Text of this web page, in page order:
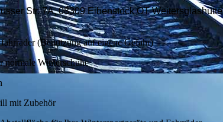
Str. 7A, 08309 Eibenstock OT Weitersglashütte
(Benutzung auf eigene Gefahr)
normale Winterschuhe
mit Zubehör